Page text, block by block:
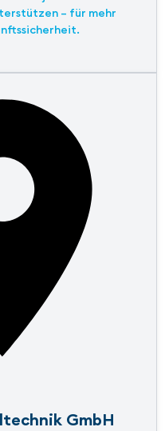
– für mehr
GmbH